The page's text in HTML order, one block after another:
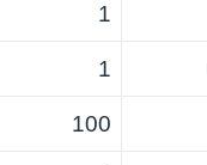
1
1
100